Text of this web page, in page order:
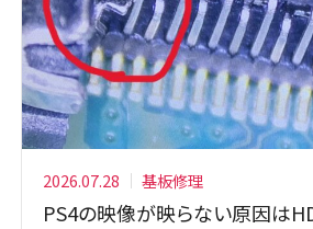
2026.07.28 基板修理
PS4の映像が映らない原因は